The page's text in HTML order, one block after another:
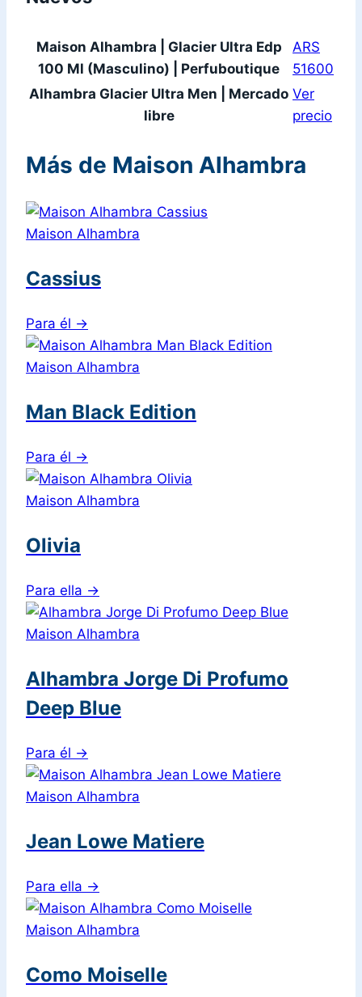
Maison Alhambra | Glacier Ultra Edp
100 Ml (Masculino) | Perfuboutique
ARS
51600
Alhambra Glacier Ultra Men | Mercado
libre
Ver
precio
Más de Maison Alhambra
Maison Alhambra
Cassius
Para él →
Maison Alhambra
Man Black Edition
Para él →
Maison Alhambra
Olivia
Para ella →
Maison Alhambra
Alhambra Jorge Di Profumo
Deep Blue
Para él →
Maison Alhambra
Jean Lowe Matiere
Para ella →
Maison Alhambra
Como Moiselle